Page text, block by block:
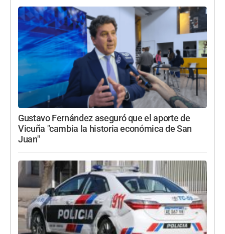
Gustavo Fernández aseguró que el aporte de
Vicuña "cambia la historia económica de San
Juan"